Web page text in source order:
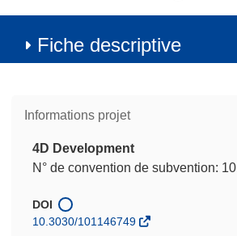
Fiche descriptive
Informations projet
4D Development
N° de convention de subvention:
DOI
10.3030/101146749